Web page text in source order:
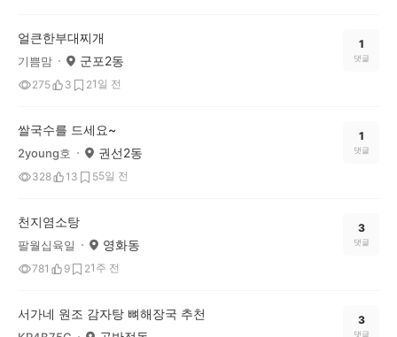
얼큰한부대찌개
기쁨맘 군포2동
275 3 21일 전
1
댓글
쌀국수를 드세요~
2young호 권선2동
328 13 55일 전
1
댓글
천지염소탕
팔월십육일 영화동
781 9 21주 전
3
댓글
서가네 원조 감자탕 뼈해장국 추천 3
댓글